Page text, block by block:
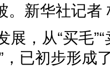
。新华社记者
展，从“买毛
，已初步形成